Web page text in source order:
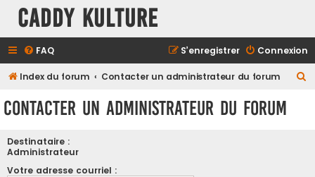
Caddy Kulture
FAQ Connexion
S’enregistrer
Index du forum Contacter un administrateur du forum
Contacter un administrateur du forum
Destinataire :
Administrateur
Votre adresse courriel :